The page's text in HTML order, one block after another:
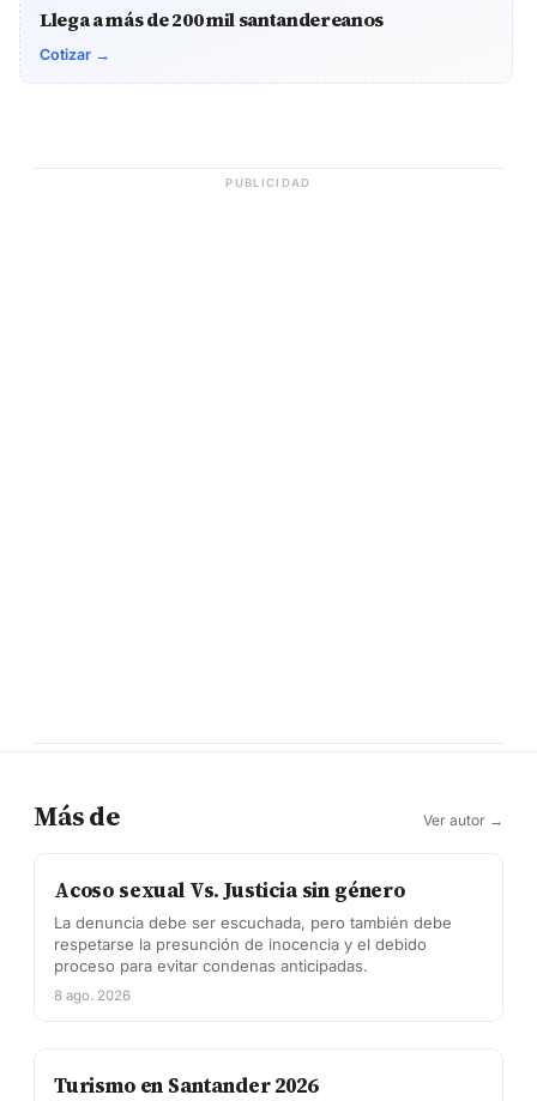
Llega a más de 200 mil santandereanos
Cotizar →
PUBLICIDAD
Más de Ver autor →
Acoso sexual Vs. Justicia sin género
La denuncia debe ser escuchada, pero también debe
respetarse la presunción de inocencia y el debido
proceso para evitar condenas anticipadas.
8 ago. 2026
Turismo en Santander 2026